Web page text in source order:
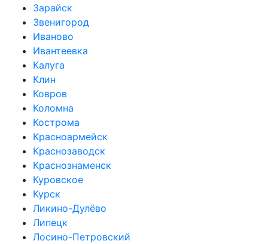
Зарайск
Звенигород
Иваново
Ивантеевка
Калуга
Клин
Ковров
Коломна
Кострома
Красноармейск
Краснозаводск
Краснознаменск
Куровское
Курск
Ликино-Дулёво
Липецк
Лосино-Петровский